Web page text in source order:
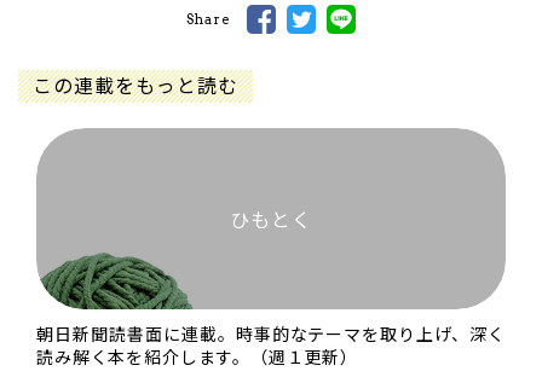
Share
この連載をもっと読む
ひもとく
朝日新聞読書面に連載。時事的なテーマを取り上げ、深く
読み解く本を紹介します。（週１更新）